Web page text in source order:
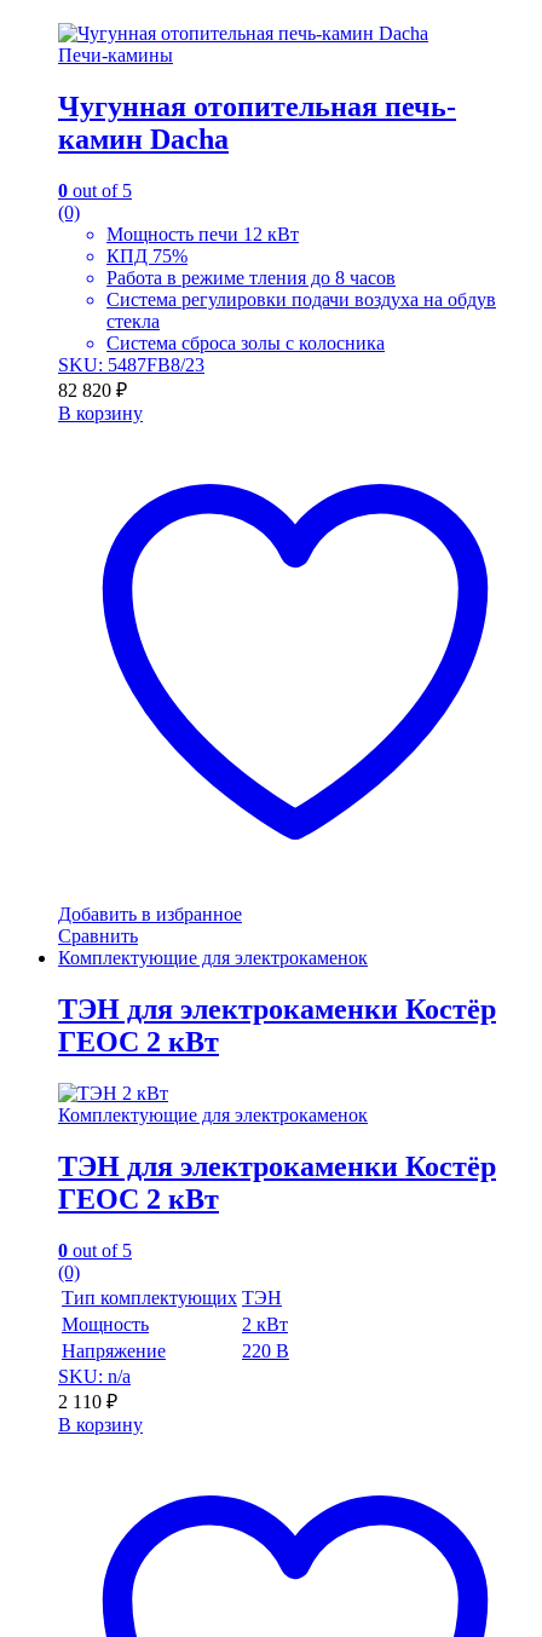
Печи-камины
Чугунная отопительная печь-
камин Dacha
0 out of 5
(0)
Мощность печи 12 кВт
КПД 75%
Работа в режиме тления до 8 часов
Система регулировки подачи воздуха на обдув
стекла
Система сброса золы с колосника
SKU: 5487FB8/23
82 820 ₽
В корзину
Добавить в избранное
Сравнить
Комплектующие для электрокаменок
ТЭН для электрокаменки Костёр
ГЕОС 2 кВт
Комплектующие для электрокаменок
ТЭН для электрокаменки Костёр
ГЕОС 2 кВт
0 out of 5
(0)
Тип комплектующих ТЭН
Мощность
2 кВт
Напряжение
220 В
SKU: n/a
2 110 ₽
В корзину